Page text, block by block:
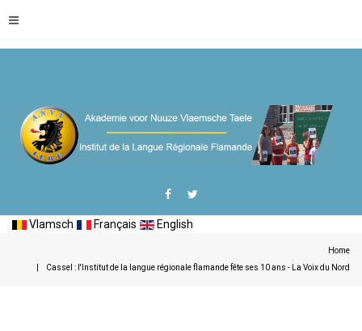
Vlamsch Français English
Home
Cassel : l'Institut de la langue régionale flamande fête ses 10 ans - La Voix du Nord